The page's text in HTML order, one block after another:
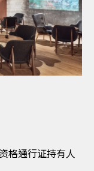
格通行证持有人